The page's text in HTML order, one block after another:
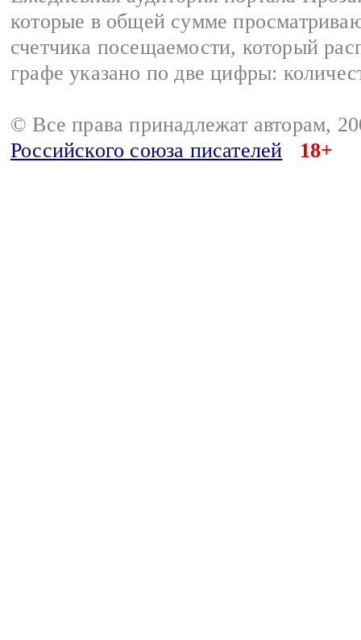
которые в общей сумме
счетчика посещаемости, который
графе указано по две цифры:
© Все права принадлежат авторам,
Российского союза писателей
18+